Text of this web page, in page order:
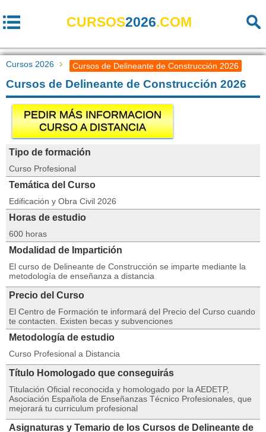
CURSOS2026.COM
Cursos 2026 Cursos de Delineante de Construcción 2026
Cursos de Delineante de Construcción 2026
PEDIR MÁS INFORMACION
CURSO A DISTANCIA
Tipo de formación
Curso Profesional
Temática del Curso
Edificación y Obra Civil 2026
Horas de estudio
600 horas
Modalidad de Impartición
El curso de Delineante de Construcción se imparte mediante la
metodología de enseñanza a distancia
Precio del Curso
El Centro de Formación te informará del Precio del Curso cuando
te contacten. Existen becas y subvenciones
Metodología de estudio
Curso Profesional a Distancia
Título Homologado que conseguirás
Titulación Oficial reconocida y homologado por la AEDETP,
Asociación Española de Enseñanzas Técnico Profesionales, que
mejorará tu curriculum profesional
Asignaturas y Temario de los Cursos de Delineante de